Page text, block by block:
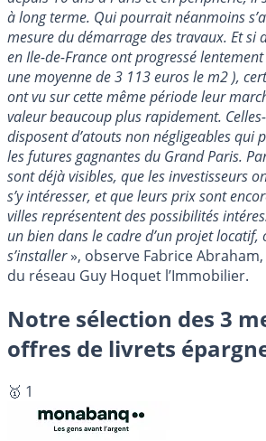
à long terme. Qui pourrait néanmoins
mesure du démarrage des travaux. Et si
en Ile-de-France ont progressé
une moyenne de 3 113 euros le m2 ),
ont vu sur cette même période leur
valeur beaucoup plus rapidement.
disposent d’atouts non négligeables qui
les futures gagnantes du Grand Paris.
sont déjà visibles, que les investisseurs
s’y intéresser, et que leurs prix sont
villes représentent des possibilités
un bien dans le cadre d’un projet locatif,
s’installer», observe Fabrice
du réseau Guy Hoquet l’Immobilier.
Notre sélection des 3
offres de livrets
🥇 1